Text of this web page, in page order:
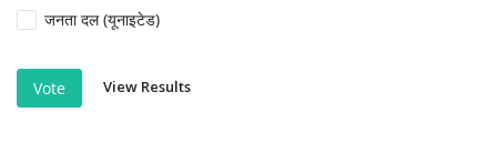
जनता दल (यूनाइटेड)
Vote View Results